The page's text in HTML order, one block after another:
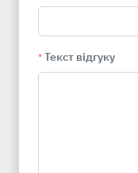
* Текст відгуку